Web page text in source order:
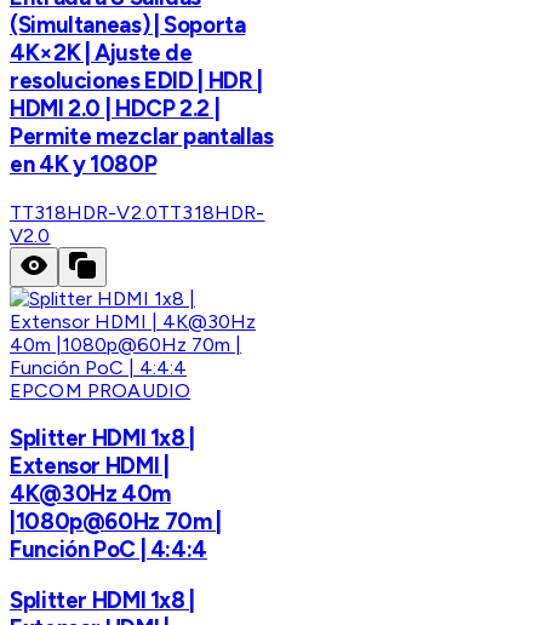
(Simultaneas) | Soporta
4K×2K | Ajuste de
resoluciones EDID | HDR |
HDMI 2.0 | HDCP 2.2 |
Permite mezclar pantallas
en 4K y 1080P
TT318HDR-V2.0TT318HDR-
V2.0
EPCOM PROAUDIO
Splitter HDMI 1x8 |
Extensor HDMI |
4K@30Hz 40m
|1080p@60Hz 70m |
Función PoC | 4:4:4
Splitter HDMI 1x8 |